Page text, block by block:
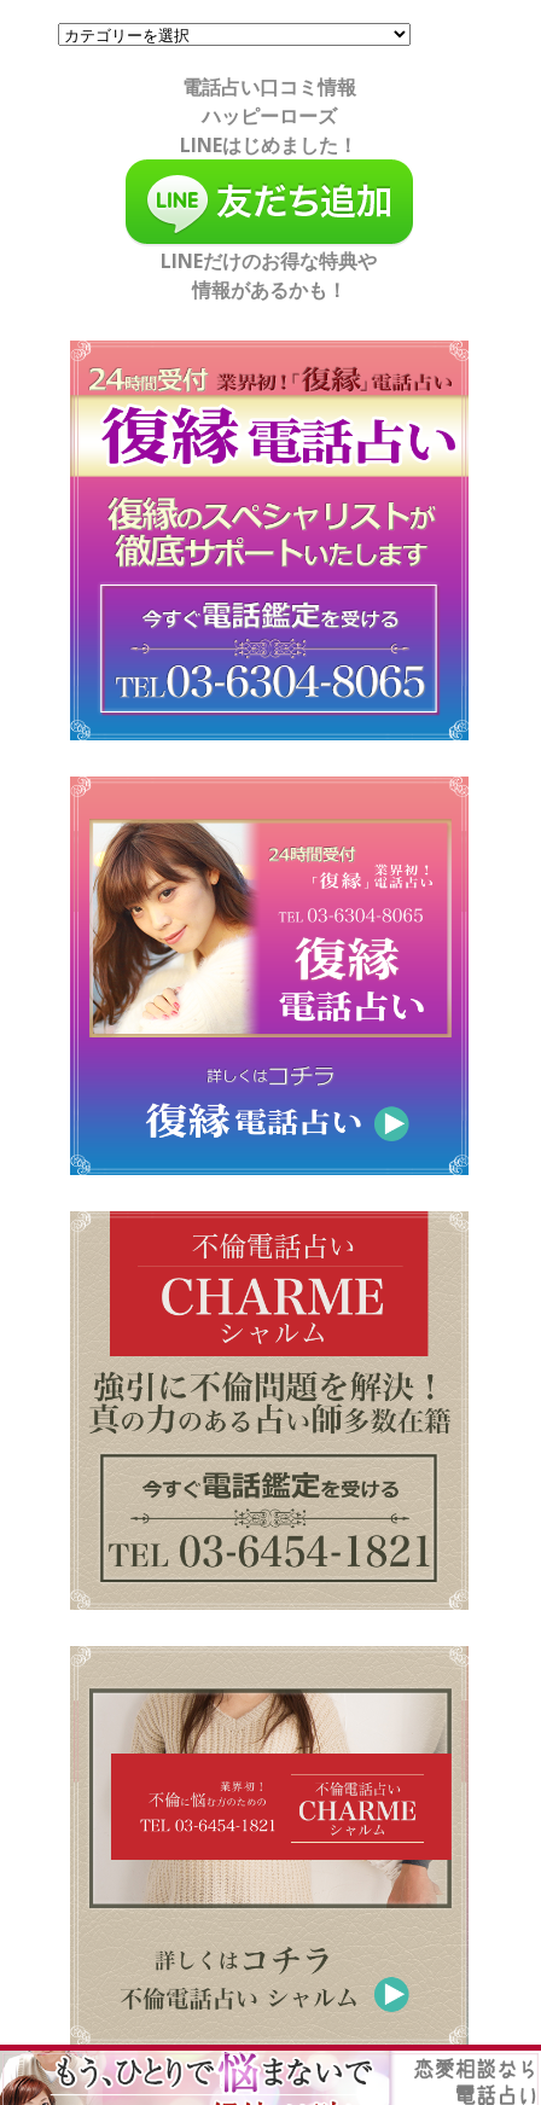
電話占い口コミ情報
ハッピーローズ
LINEはじめました！
LINEだけのお得な特典や
情報があるかも！